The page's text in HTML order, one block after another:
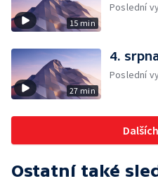
15 min
Poslední
27 min
4.
Poslední
Ostatní také